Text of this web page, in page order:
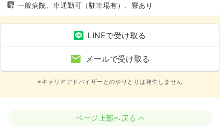
一般病院、車通勤可（駐車場有）、寮あり
LINEで受け取る
メールで受け取る
※キャリアアドバイザーとのやりとりは発生しません
ページ上部へ戻る